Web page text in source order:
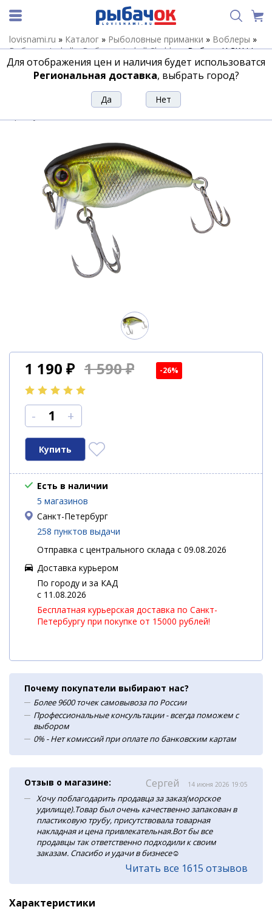
lovisnami.ru » Каталог » Рыболовные приманки » Воблеры »
Воблеры Jackall»Воблеры Jackall Chubby»Воблер JACKALL
Chubby 41 SSR цв. hl shad
Воблер JACKALL Chubby 41 SSR цв. hl
1 190 ₽ 1 590 ₽ -26%
- +
Есть в наличии
5 магазинов
Санкт-Петербург
258 пунктов выдачи
Отправка с центрального склада с 09.08.2026
Доставка курьером
По городу и за КАД
c 11.08.2026
Бесплатная курьерская доставка по Санкт-
Петербургу при покупке от 15000 рублей!
Почему покупатели выбирают нас?
Более 9600 точек самовывоза по России
Профессиональные консультации - всегда поможем с
выбором
0% - Нет комиссий при оплате по банковским картам
Отзыв о магазине: Сергей 14 июня 2026 19:05
Хочу поблагодарить продавца за заказ(морское
удилище).Товар был очень качественно запакован в
пластиковую трубу, присутствовала товарная
накладная и цена привлекательная.Вот бы все
продавцы так ответственно подходили к своим
заказам. Спасибо и удачи в бизнесе☺️
Читать все 1615 отзывов
Характеристики
Для отображения цен и наличия будет использоватся
Региональная доставка, выбрать город?